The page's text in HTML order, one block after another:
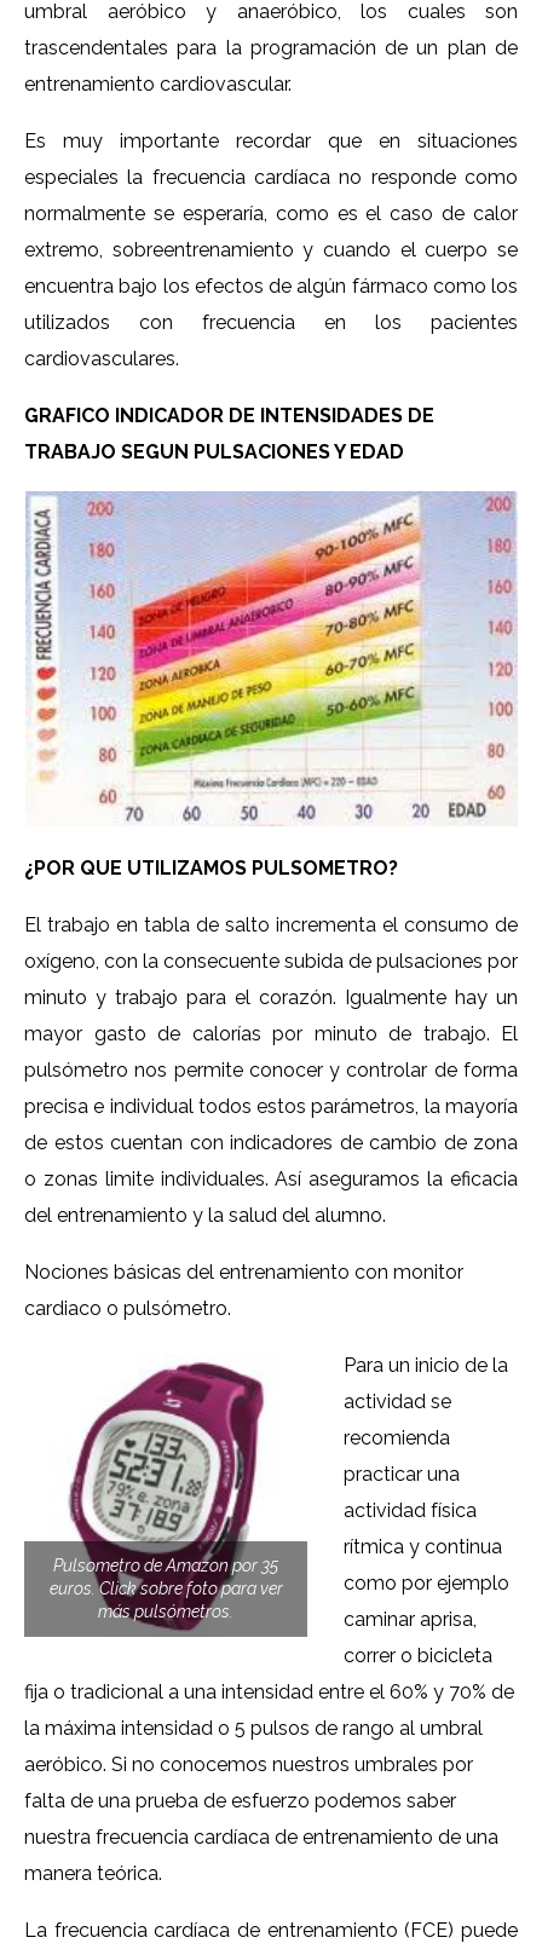
umbral aeróbico y anaeróbico, los cuales son
trascendentales para la programación de un plan de
entrenamiento cardiovascular.
Es muy importante recordar que en situaciones
especiales la frecuencia cardíaca no responde como
normalmente se esperaría, como es el caso de calor
extremo, sobreentrenamiento y cuando el cuerpo se
encuentra bajo los efectos de algún fármaco como los
utilizados con frecuencia en los pacientes
cardiovasculares.
GRAFICO INDICADOR DE INTENSIDADES DE
TRABAJO SEGUN PULSACIONES Y EDAD
¿POR QUE UTILIZAMOS PULSOMETRO?
El trabajo en tabla de salto incrementa el consumo de
oxígeno, con la consecuente subida de pulsaciones por
minuto y trabajo para el corazón. Igualmente hay un
mayor gasto de calorías por minuto de trabajo. El
pulsómetro nos permite conocer y controlar de forma
precisa e individual todos estos parámetros, la mayoría
de estos cuentan con indicadores de cambio de zona
o zonas limite individuales. Así aseguramos la eficacia
del entrenamiento y la salud del alumno.
Nociones básicas del entrenamiento con monitor
cardiaco o pulsómetro.
Pulsometro de Amazon por 35
euros. Click sobre foto para ver
más pulsómetros.
Para un inicio de la
actividad se
recomienda
practicar una
actividad física
rítmica y continua
como por ejemplo
caminar aprisa,
correr o bicicleta
fija o tradicional a una intensidad entre el 60% y 70% de
la máxima intensidad o 5 pulsos de rango al umbral
aeróbico. Si no conocemos nuestros umbrales por
falta de una prueba de esfuerzo podemos saber
nuestra frecuencia cardíaca de entrenamiento de una
manera teórica.
La frecuencia cardíaca de entrenamiento (FCE) puede